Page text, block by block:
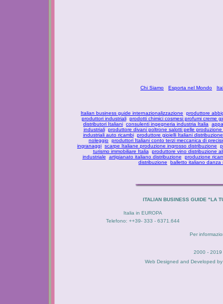
Chi Siamo Esporta nel Mondo
Italian business guide internazionalizzazione
produttore
produttori industriali prodotti chimici cosmesi profumi creme
distributori Italiani consulenti ingegneria industria Italia
industriali produttore divani poltrone salotti pelle
industriali auto ricambi produttore gioielli Italiani
noleggio produttori Italiani conto terzi meccanica di
ingranaggi scarpe Italiane produzione ingrosso distribuzione
turismo immobiliare Italia
produttore vino distribuzione
industriale
artigianato italiano distribuzione
produzione
distribuzione
balletto italiano danza
ITALIAN BUSINESS GUIDE "LA
Italia in EUROPA
Telefono: ++39- 333 - 6371.644
Per
2000 - 2019
Web Designed and Developed